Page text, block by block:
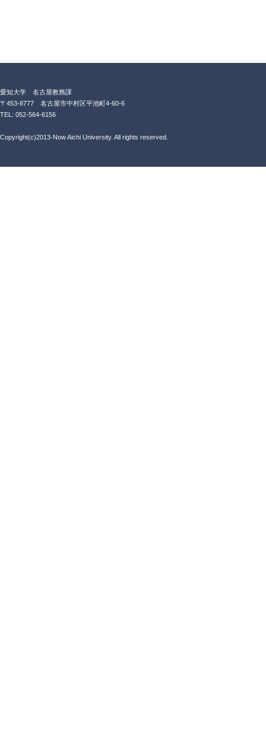
愛知大学 名古屋教務課
〒453-8777 名古屋市中村区平池町4-60-6
TEL: 052-564-6156
Copyright(c)2013-Now Aichi University. All rights reserved.